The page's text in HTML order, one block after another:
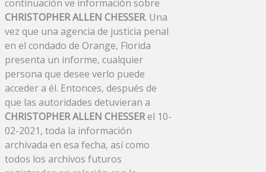
continuación ve información sobre
CHRISTOPHER ALLEN CHESSER. Una
vez que una agencia de justicia penal
en el condado de Orange, Florida
presenta un informe, cualquier
persona que desee verlo puede
acceder a él. Entonces, después de
que las autoridades detuvieran a
CHRISTOPHER ALLEN CHESSERel 10-
02-2021, toda la información
archivada en esa fecha, así como
todos los archivos futuros